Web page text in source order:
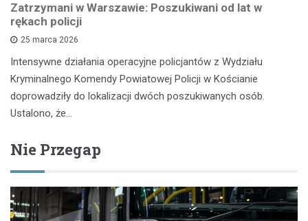
Zatrzymani w Warszawie: Poszukiwani od lat w
rękach policji
25 marca 2026
Intensywne działania operacyjne policjantów z Wydziału
Kryminalnego Komendy Powiatowej Policji w Kościanie
doprowadziły do lokalizacji dwóch poszukiwanych osób.
Ustalono, że…
Nie Przegap